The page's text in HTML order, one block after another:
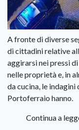
A fronte di diverse
di cittadini relative
aggirarsi nei pressi
nelle proprietà e, in
da cucina, le
Portoferraio hanno.
Continua a